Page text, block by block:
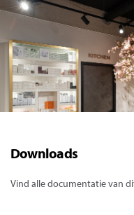
Downloads
Vind alle documentatie van